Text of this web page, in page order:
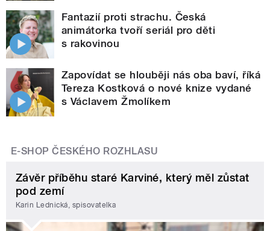
Fantazií proti strachu. Česká
animátorka tvoří seriál pro děti
s rakovinou
Zapovídat se hlouběji nás oba baví, říká
Tereza Kostková o nové knize vydané
s Václavem Žmolíkem
E-SHOP ČESKÉHO ROZHLASU
Závěr příběhu staré Karviné, který měl zůstat
pod zemí
Karin Lednická, spisovatelka